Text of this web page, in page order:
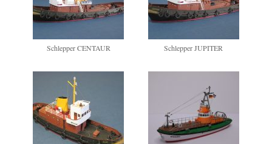
Schlepper CENTAUR Schlepper JUPITER